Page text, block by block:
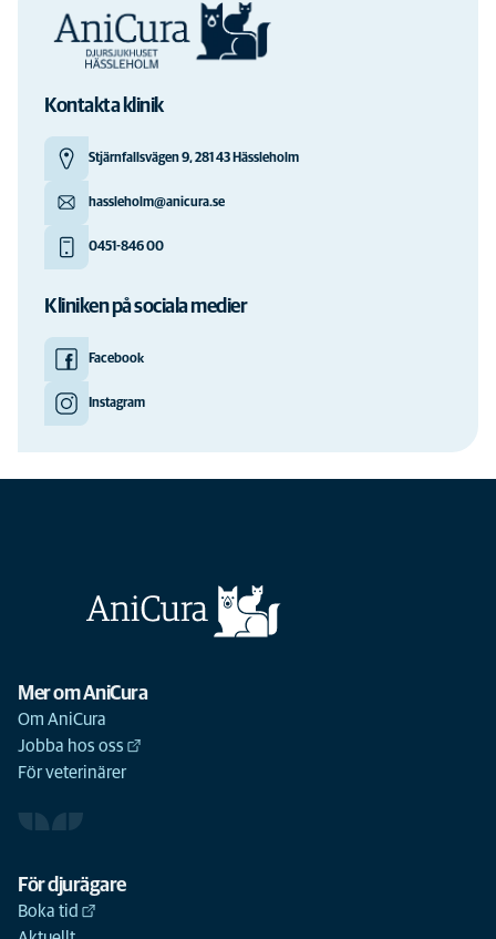
Kontakta klinik
Stjärnfallsvägen 9, 281 43 Hässleholm
hassleholm@anicura.se
0451-846 00
Kliniken på sociala medier
Facebook
Instagram
Mer om AniCura
Om AniCura
Jobba hos oss
För veterinärer
För djurägare
Boka tid